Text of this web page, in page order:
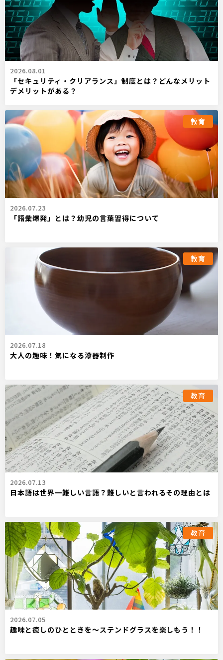
2026.08.01
「セキュリティ・クリアランス」制度とは？どんなメリット
デメリットがある？
教育
2026.07.23
「語彙爆発」とは？幼児の言葉習得について
教育
2026.07.18
大人の趣味！気になる漆器制作
教育
2026.07.13
日本語は世界一難しい言語？難しいと言われるその理由とは
教育
2026.07.05
趣味と癒しのひとときを〜ステンドグラスを楽しもう！！